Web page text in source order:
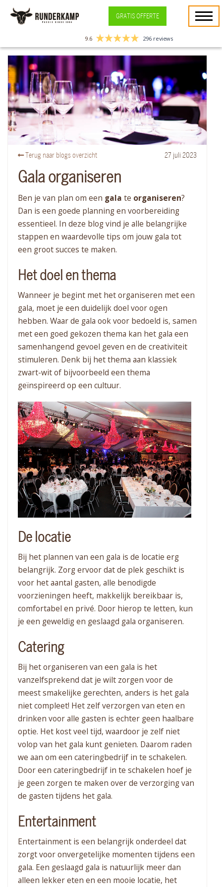
GRATIS OFFERTE
9.6 296 reviews
Terug naar blogs overzicht 27 juli 2023
Gala organiseren
Ben je van plan om een gala te organiseren?
Dan is een goede planning en voorbereiding
essentieel. In deze blog vind je alle belangrijke
stappen en waardevolle tips om jouw gala tot
een groot succes te maken.
Het doel en thema
Wanneer je begint met het organiseren met een
gala, moet je een duidelijk doel voor ogen
hebben. Waar de gala ook voor bedoeld is, samen
met een goed gekozen thema kan het gala een
samenhangend gevoel geven en de creativiteit
stimuleren. Denk bij het thema aan klassiek
zwart-wit of bijvoorbeeld een thema
geïnspireerd op een cultuur.
De locatie
Bij het plannen van een gala is de locatie erg
belangrijk. Zorg ervoor dat de plek geschikt is
voor het aantal gasten, alle benodigde
voorzieningen heeft, makkelijk bereikbaar is,
comfortabel en privé. Door hierop te letten, kun
je een geweldig en geslaagd gala organiseren.
Catering
Bij het organiseren van een gala is het
vanzelfsprekend dat je wilt zorgen voor de
meest smakelijke gerechten, anders is het gala
niet compleet! Het zelf verzorgen van eten en
drinken voor alle gasten is echter geen haalbare
optie. Het kost veel tijd, waardoor je zelf niet
volop van het gala kunt genieten. Daarom raden
we aan om een cateringbedrijf in te schakelen.
Door een cateringbedrijf in te schakelen hoef je
je geen zorgen te maken over de verzorging van
de gasten tijdens het gala.
Entertainment
Entertainment is een belangrijk onderdeel dat
zorgt voor onvergetelijke momenten tijdens een
gala. Een geslaagd gala is natuurlijk meer dan
alleen lekker eten en een mooie locatie, het